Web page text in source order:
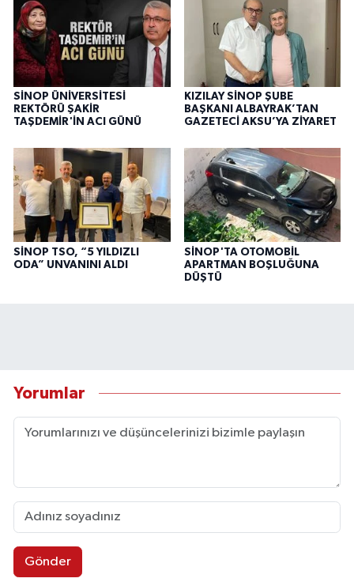
SİNOP ÜNİVERSİTESİ
REKTÖRÜ ŞAKİR
TAŞDEMİR'İN ACI GÜNÜ
KIZILAY SİNOP ŞUBE
BAŞKANI ALBAYRAK’TAN
GAZETECİ AKSU’YA ZİYARET
SİNOP TSO, “5 YILDIZLI
ODA” UNVANINI ALDI
SİNOP'TA OTOMOBİL
APARTMAN BOŞLUĞUNA
DÜŞTÜ
Yorumlar
Gönder